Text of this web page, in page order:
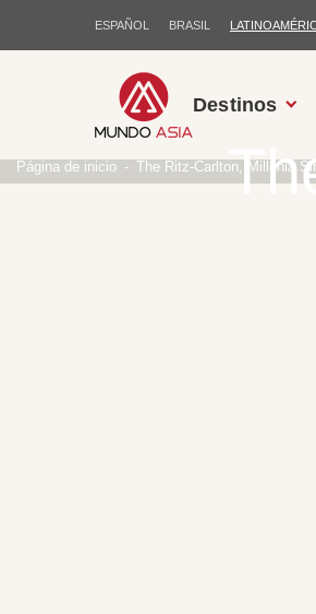
ESPAÑOL BRASIL
Destinos
Página de inicio The Ritz-Carlton, Millenia